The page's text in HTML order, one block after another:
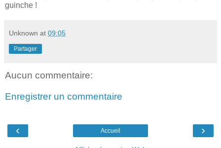
guinche !
Unknown at 09:05
Partager
Aucun commentaire:
Enregistrer un commentaire
‹ ›
Accueil